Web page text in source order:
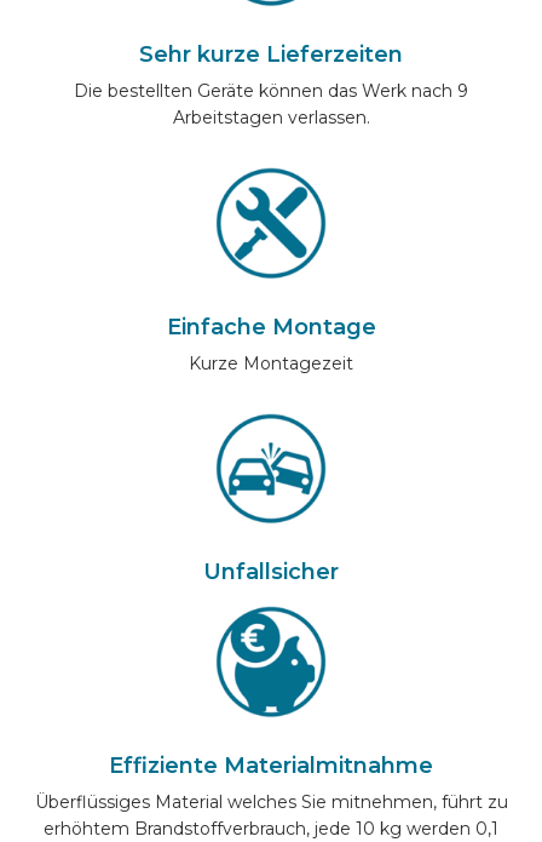
Sehr kurze Lieferzeiten
Die bestellten Geräte können das Werk nach 9
Arbeitstagen verlassen.
Einfache Montage
Kurze Montagezeit
Unfallsicher
Effiziente Materialmitnahme
Überflüssiges Material welches Sie mitnehmen, führt zu
erhöhtem Brandstoffverbrauch, jede 10 kg werden 0,1